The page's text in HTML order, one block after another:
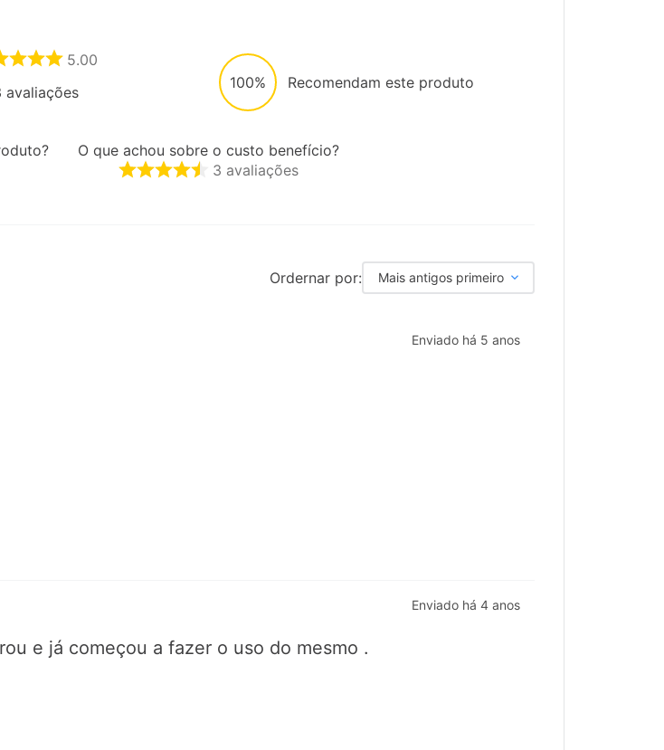
5.00
avaliações
100% Recomendam este produto
O que achou sobre o custo benefício?
3 avaliações
Ordernar por: Mais antigos primeiro
Enviado há 5 anos
Enviado há 4 anos
e já começou a fazer o uso do mesmo .